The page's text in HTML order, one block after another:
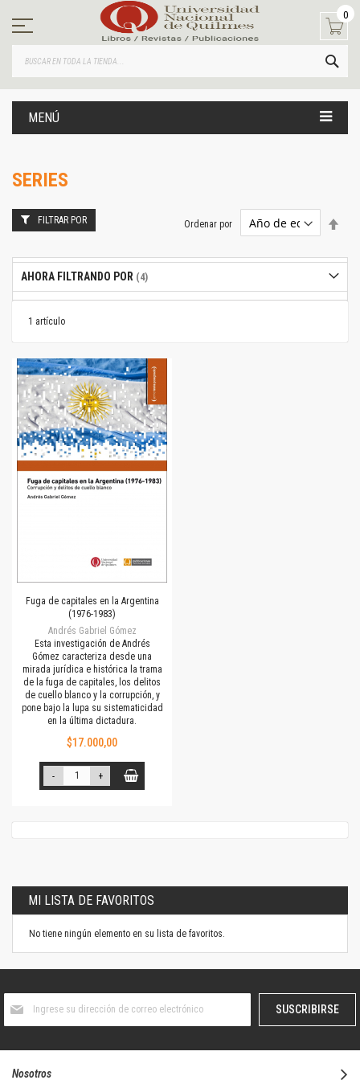
contenido
0
MENÚ
SERIES
1 artículo
Ordenar por
Fuga de capitales en la Argentina
(1976-1983)
Andrés Gabriel Gómez
Esta investigación de Andrés
Gómez caracteriza desde una
mirada jurídica e histórica la trama
de la fuga de capitales, los delitos
de cuello blanco y la corrupción, y
pone bajo la lupa su sistematicidad
en la última dictadura.
$17.000,00
- +
FILTRAR POR
AHORA FILTRANDO POR
MI LISTA DE FAVORITOS
No tiene ningún elemento en su lista de favoritos.
boletín
SUSCRIBIRSE
Nosotros